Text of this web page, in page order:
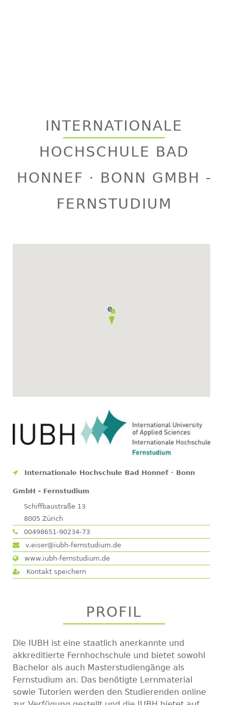
INTERNATIONALE
HOCHSCHULE BAD
HONNEF · BONN GMBH -
FERNSTUDIUM
Internationale Hochschule Bad Honnef · Bonn
GmbH - Fernstudium
Schiffbaustraße 13
8005 Zürich
00498651-90234-73
v.eiser@iubh-fernstudium.de
www.iubh-fernstudium.de
Kontakt speichern
PROFIL
Die IUBH ist eine staatlich anerkannte und
akkreditierte Fernhochschule und bietet sowohl
Bachelor als auch Masterstudiengänge als
Fernstudium an. Das benötigte Lernmaterial
sowie Tutorien werden den Studierenden online